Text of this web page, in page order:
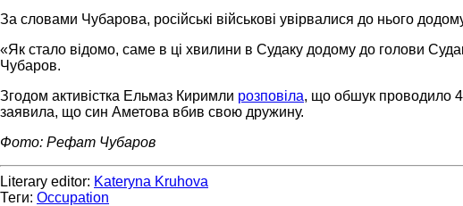
За словами Чубарова, російські військові увірвалися до нього
«Як стало відомо, саме в ці хвилини в Судаку додому до голови
Чубаров.
Згодом активістка Ельмаз Киримли розповіла, що обшук проводило
заявила, що син Аметова вбив свою дружину.
Фото: Рефат Чубаров
Literary editor: Kateryna Kruhova
Теги: Occupation